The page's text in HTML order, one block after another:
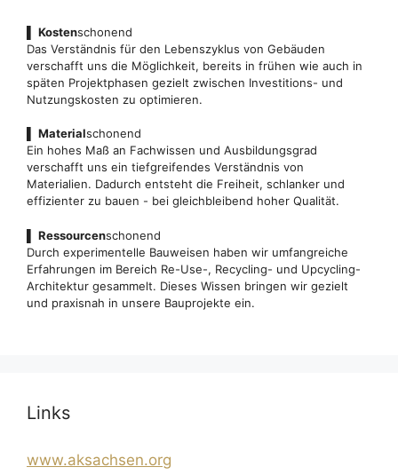
Kostenschonend
Das Verständnis für den Lebenszyklus von Gebäuden
verschafft uns die Möglichkeit, bereits in frühen wie auch in
späten Projektphasen gezielt zwischen Investitions- und
Nutzungskosten zu optimieren.
Materialschonend
Ein hohes Maß an Fachwissen und Ausbildungsgrad
verschafft uns ein tiefgreifendes Verständnis von
Materialien. Dadurch entsteht die Freiheit, schlanker und
effizienter zu bauen - bei gleichbleibend hoher Qualität.
Ressourcenschonend
Durch experimentelle Bauweisen haben wir umfangreiche
Erfahrungen im Bereich Re-Use-, Recycling- und Upcycling-
Architektur gesammelt. Dieses Wissen bringen wir gezielt
und praxisnah in unsere Bauprojekte ein.
Links
www.aksachsen.org